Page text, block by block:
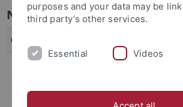
News
02.03.2026
Die Klausureinsicht für die
Kapitalmarktprodukte findet
purposes and your data may be
third party’s other services.
Essential Videos